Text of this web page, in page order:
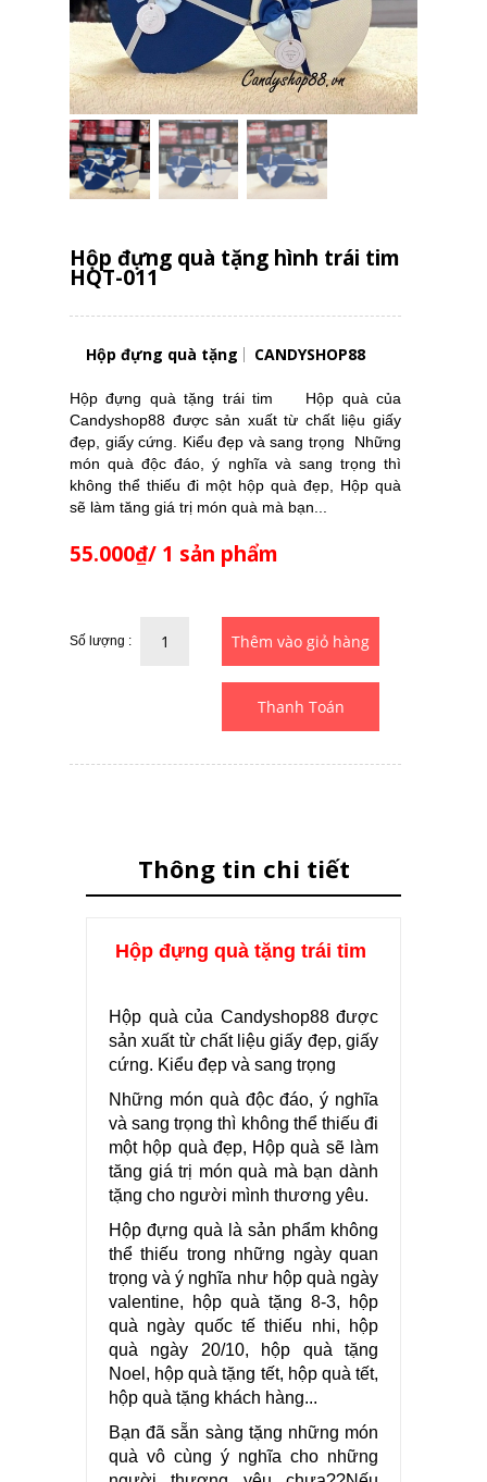
Hộp đựng quà tặng hình trái tim
HQT-011
Hộp đựng quà tặng CANDYSHOP88
Hộp đựng quà tặng trái tim Hộp quà của
Candyshop88 được sản xuất từ chất liệu giấy
đẹp, giấy cứng. Kiểu đẹp và sang trọng Những
món quà độc đáo, ý nghĩa và sang trọng thì
không thể thiếu đi một hộp quà đẹp, Hộp quà
sẽ làm tăng giá trị món quà mà bạn...
55.000₫/ 1 sản phẩm
Số lượng :
Thanh Toán
Thông tin chi tiết
Hộp đựng quà tặng trái tim
Hộp quà của Candyshop88 được
sản xuất từ chất liệu giấy đẹp, giấy
cứng. Kiểu đẹp và sang trọng
Những món quà độc đáo, ý nghĩa
và sang trọng thì không thể thiếu đi
một hộp quà đẹp, Hộp quà sẽ làm
tăng giá trị món quà mà bạn dành
tặng cho người mình thương yêu.
Hộp đựng quà là sản phẩm không
thể thiếu trong những ngày quan
trọng và ý nghĩa như hộp quà ngày
valentine, hộp quà tặng 8-3, hộp
quà ngày quốc tế thiếu nhi, hộp
quà ngày 20/10, hộp quà tặng
Noel, hộp quà tặng tết, hộp quà tết,
hộp quà tặng khách hàng...
Bạn đã sẵn sàng tặng những món
quà vô cùng ý nghĩa cho những